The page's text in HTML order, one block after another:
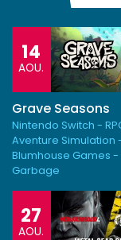
14
AOU.
Grave Seasons
Nintendo Switch -
Aventure Simulation
Blumhouse Games
Garbage
27
AOU.